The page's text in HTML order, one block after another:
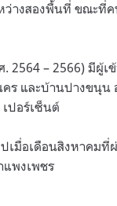
างสองพื้นที่ ขณะที่
2564 – 2566) มีผู้
และบ้านปางขนุน
ปอร์เซ็นต์
เมื่อเดือนสิงหาคม
แพงเพชร